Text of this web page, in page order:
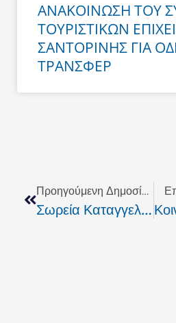
ΑΝΑΚΟΙΝΩΣΗ ΤΟΥ
ΤΟΥΡΙΣΤΙΚΩΝ
ΣΑΝΤΟΡΙΝΗΣ ΓΙΑ
ΤΡΑΝΣΦΕΡ
Προηγούμενη Δημοσίευση
Σωρεία Καταγγελιών Για Υποκλοπή Μεταφορικού Έργου Από Τα Σωματεία